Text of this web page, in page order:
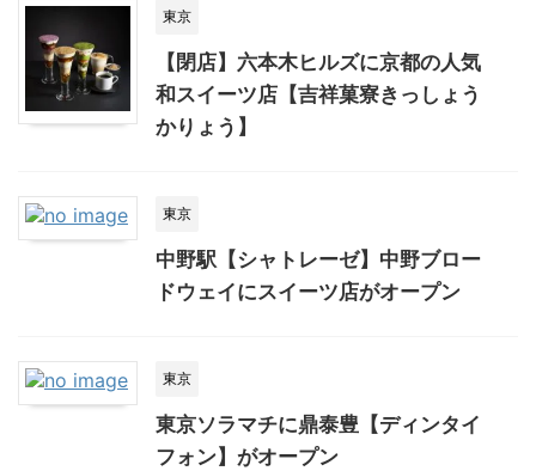
東京
【閉店】六本木ヒルズに京都の人気
和スイーツ店【吉祥菓寮きっしょう
かりょう】
東京
中野駅【シャトレーゼ】中野ブロー
ドウェイにスイーツ店がオープン
東京
東京ソラマチに鼎泰豊【ディンタイ
フォン】がオープン